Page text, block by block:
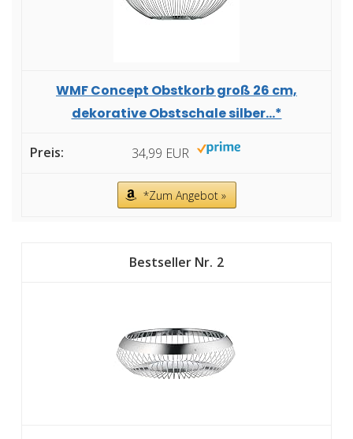
WMF Concept Obstkorb groß 26 cm,
dekorative Obstschale silber...*
34,99 EUR
*Zum Angebot »
2